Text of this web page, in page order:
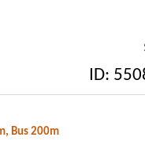
ID:
Bus 200m